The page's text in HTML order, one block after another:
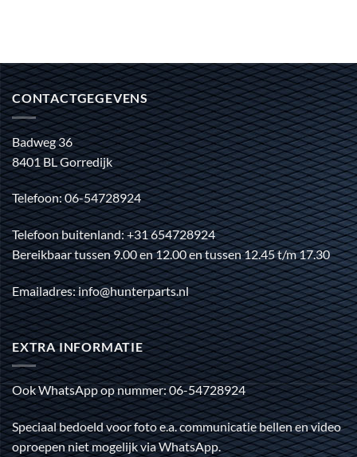
CONTACTGEGEVENS
Badweg 36
8401 BL Gorredijk
Telefoon: 06-54728924
Telefoon buitenland: +31 654728924
Bereikbaar tussen 9.00 en 12.00 en tussen 12.45 t/m 17.30
Emailadres: info@hunterparts.nl
EXTRA INFORMATIE
Ook WhatsApp op nummer: 06-54728924
Speciaal bedoeld voor foto e.a. communicatie bellen en video
oproepen niet mogelijk via WhatsApp.